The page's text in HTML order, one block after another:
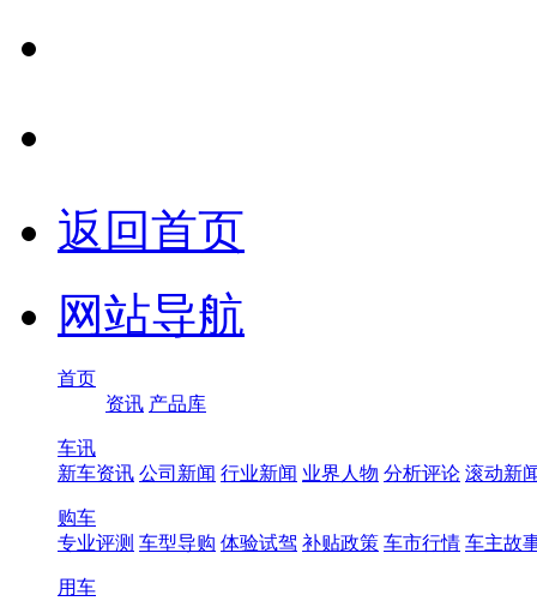
返回首页
网站导航
首页
资讯 产品库
车讯
新车资讯 公司新闻 行业新闻 业界人物 分析评论 滚动新
购车
专业评测 车型导购 体验试驾 补贴政策 车市行情 车主故
用车